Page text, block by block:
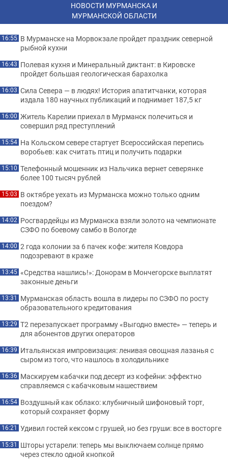
НОВОСТИ МУРМАНСКА И
МУРМАНСКОЙ ОБЛАСТИ
16:55 В Мурманске на Морвокзале пройдет праздник северной
рыбной кухни
16:43 Полевая кухня и Минеральный диктант: в Кировске
пройдет большая геологическая барахолка
16:03 Сила Севера — в людях! История апатитчанки, которая
издала 180 научных публикаций и поднимает 187,5 кг
16:00 Житель Карелии приехал в Мурманск полечиться и
совершил ряд преступлений
15:54 На Кольском севере стартует Всероссийская перепись
воробьев: как считать птиц и получить подарки
15:10 Телефонный мошенник из Нальчика вернет северянке
более 100 тысяч рублей
15:03 В октябре уехать из Мурманска можно только одним
поездом?
14:02 Росгвардейцы из Мурманска взяли золото на чемпионате
СЗФО по боевому самбо в Вологде
14:00 2 года колонии за 6 пачек кофе: жителя Ковдора
подозревают в краже
13:45 «Средства нашлись!»: Донорам в Мончегорске выплатят
законные деньги
13:31 Мурманская область вошла в лидеры по СЗФО по росту
образовательного кредитования
13:29 Т2 перезапускает программу «Выгодно вместе» — теперь и
для абонентов других операторов
16:39 Итальянская импровизация: ленивая овощная лазанья с
сыром из того, что нашлось в холодильнике
16:36 Маскируем кабачки под десерт из кофейни: эффектно
справляемся с кабачковым нашествием
16:54 Воздушный как облако: клубничный шифоновый торт,
который сохраняет форму
16:21 Удивил гостей кексом с грушей, но без груши: все в восторге
15:31 Шторы устарели: теперь мы выключаем солнце прямо
через стекло одной кнопкой